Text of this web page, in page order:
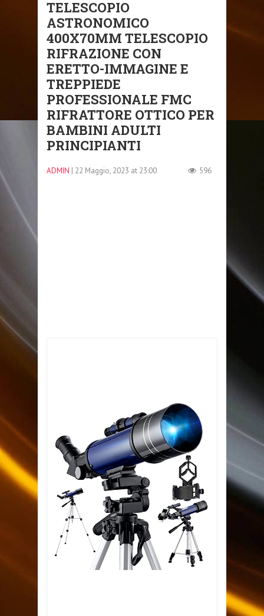
TELESCOPIO
ASTRONOMICO
400X70MM TELESCOPIO
RIFRAZIONE CON
ERETTO-IMMAGINE E
TREPPIEDE
PROFESSIONALE FMC
RIFRATTORE OTTICO PER
BAMBINI ADULTI
PRINCIPIANTI
ADMIN | 22 Maggio, 2023 at 23:00 596